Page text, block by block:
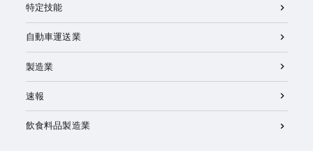
特定技能
自動車運送業
製造業
速報
飲食料品製造業